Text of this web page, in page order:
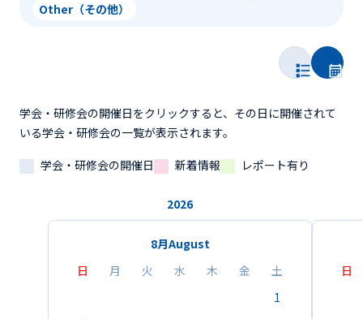
Other（その他）
学会・研修会の開催日をクリックすると、その日に開催されて
いる学会・研修会の一覧が表示されます。
学会・研修会の開催日
新着情報 レポート有り
2026
8月August
日
月 火 水 木 金
土
1
日